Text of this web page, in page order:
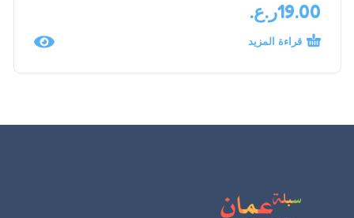
19.00ر.ع.
قراءة المزيد